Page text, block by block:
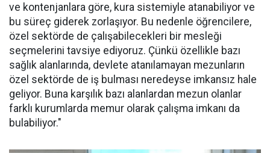
ve kontenjanlara göre, kura sistemiyle atanabiliyor ve
bu süreç giderek zorlaşıyor. Bu nedenle öğrencilere,
özel sektörde de çalışabilecekleri bir mesleği
seçmelerini tavsiye ediyoruz. Çünkü özellikle bazı
sağlık alanlarında, devlete atanılamayan mezunların
özel sektörde de iş bulması neredeyse imkansız hale
geliyor. Buna karşılık bazı alanlardan mezun olanlar
farklı kurumlarda memur olarak çalışma imkanı da
bulabiliyor."